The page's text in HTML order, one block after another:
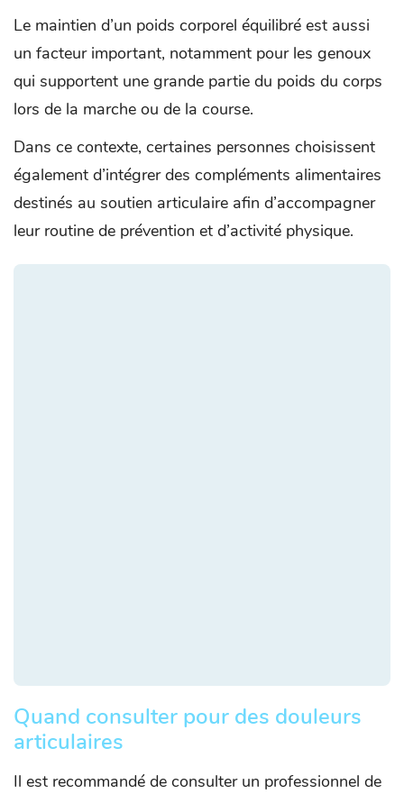
Le maintien d’un poids corporel équilibré est aussi
un facteur important, notamment pour les genoux
qui supportent une grande partie du poids du corps
lors de la marche ou de la course.
Dans ce contexte, certaines personnes choisissent
également d’intégrer des compléments alimentaires
destinés au soutien articulaire afin d’accompagner
leur routine de prévention et d’activité physique.
Quand consulter pour des douleurs
articulaires
Il est recommandé de consulter un professionnel de